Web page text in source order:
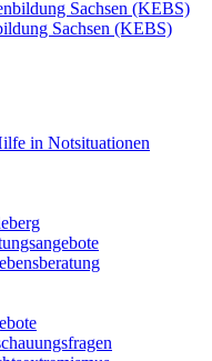
Sachsen (KEBS)
in Notsituationen